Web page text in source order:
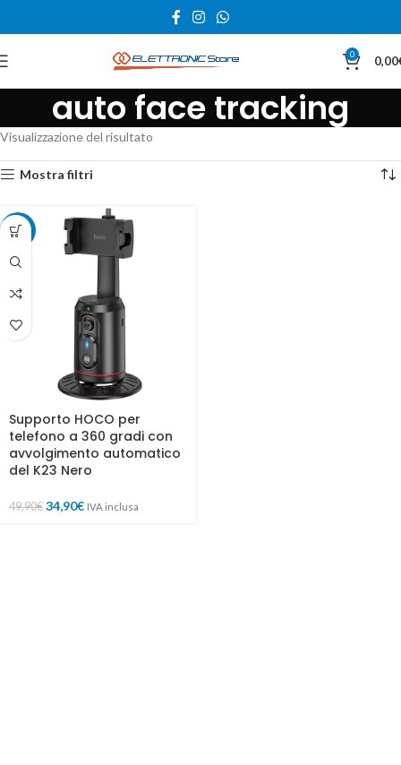
0 0,00
auto face tracking
Visualizzazione del risultato
Mostra filtri
-30%
Supporto HOCO per
telefono a 360 gradi con
avvolgimento automatico
del K23 Nero
49,90€ 34,90€ IVA inclusa